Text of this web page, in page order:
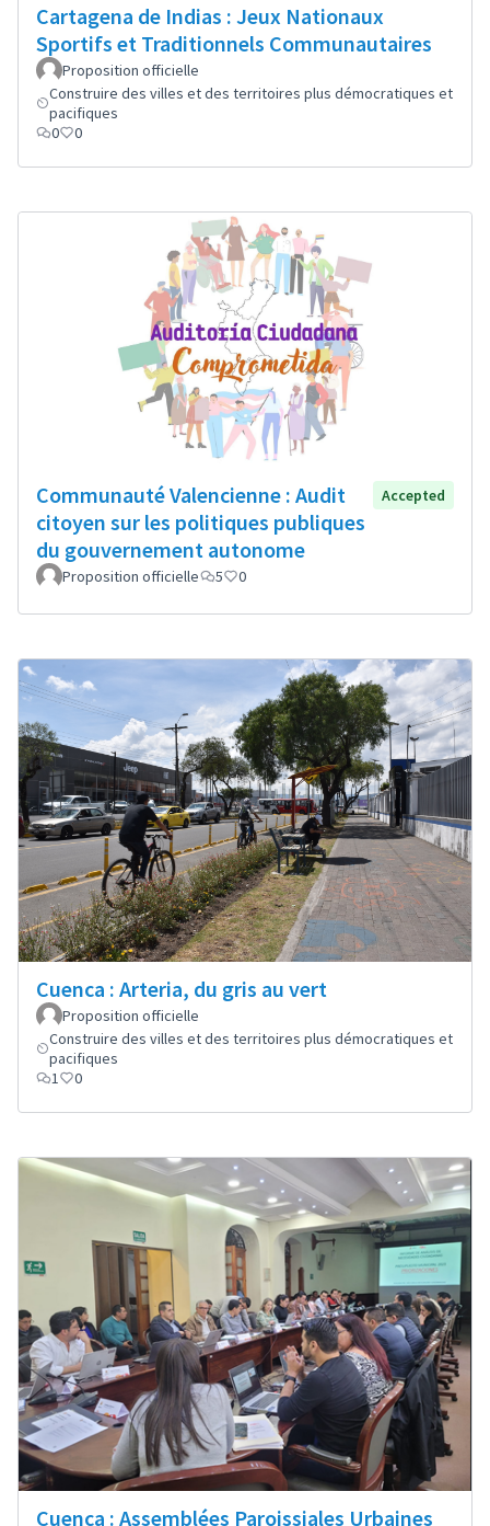
Cartagena de Indias : Jeux Nationaux
Sportifs et Traditionnels Communautaires
Proposition officielle
Construire des villes et des territoires plus démocratiques et
pacifiques
0
0
Communauté Valencienne : Audit
citoyen sur les politiques publiques
du gouvernement autonome
Accepted
Proposition officielle 5 0
Cuenca : Arteria, du gris au vert
Proposition officielle
Construire des villes et des territoires plus démocratiques et
pacifiques
1
0
Cuenca : Assemblées Paroissiales Urbaines